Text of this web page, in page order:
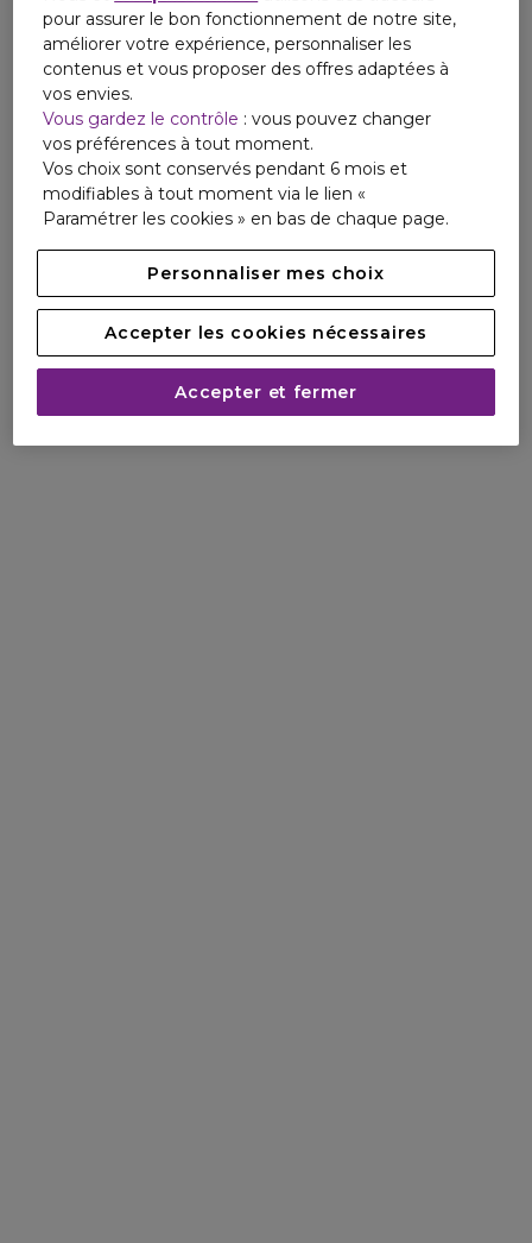
pour les rafraîchir. Puis lisser délicatement pour retirer
maquillage et impuretés. SENSIFINE AR Eau micellaire
démaquille aussi bien le visage que les yeux et les lèvres.
pour assurer le bon fonctionnement de notre site,
améliorer votre expérience, personnaliser les
contenus et vous proposer des offres adaptées à
vos envies.
Vous gardez le contrôle : vous pouvez changer
vos préférences à tout moment.
Vos choix sont conservés pendant 6 mois et
modifiables à tout moment via le lien «
Paramétrer les cookies » en bas de chaque page.
Personnaliser mes choix
Accepter les cookies nécessaires
Accepter et fermer